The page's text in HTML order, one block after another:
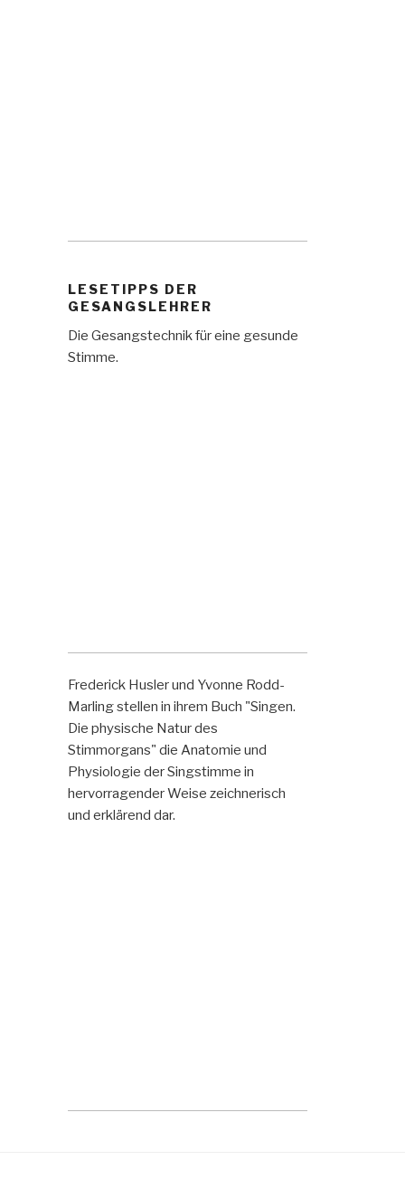
LESETIPPS DER
GESANGSLEHRER
Die Gesangstechnik für eine gesunde
Stimme.
Frederick Husler und Yvonne Rodd-
Marling stellen in ihrem Buch "Singen.
Die physische Natur des
Stimmorgans" die Anatomie und
Physiologie der Singstimme in
hervorragender Weise zeichnerisch
und erklärend dar.